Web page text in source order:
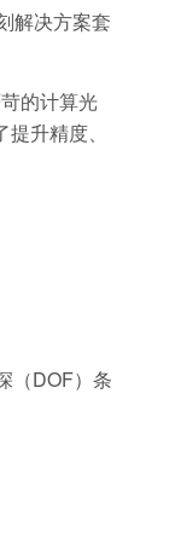
解决方案套
的计算光
升精度、
（DOF）条